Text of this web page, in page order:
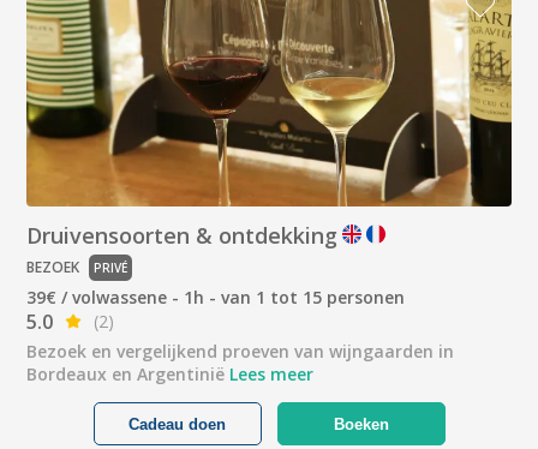
Druivensoorten & ontdekking
BEZOEK PRIVÉ
39€ / volwassene - 1h - van 1 tot 15 personen
5.0
(2)
Bezoek en vergelijkend proeven van wijngaarden in
Bordeaux en Argentinië Lees meer
Boeken
Cadeau doen